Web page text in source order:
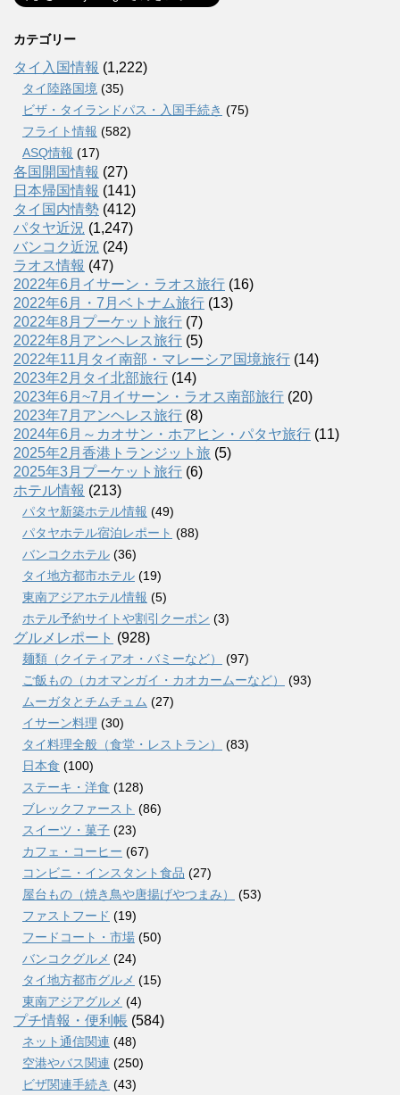
カテゴリー
タイ入国情報 (1,222)
タイ陸路国境 (35)
ビザ・タイランドパス・入国手続き (75)
フライト情報 (582)
ASQ情報 (17)
各国開国情報 (27)
日本帰国情報 (141)
タイ国内情勢 (412)
パタヤ近況 (1,247)
バンコク近況 (24)
ラオス情報 (47)
2022年6月イサーン・ラオス旅行 (16)
2022年6月・7月ベトナム旅行 (13)
2022年8月プーケット旅行 (7)
2022年8月アンヘレス旅行 (5)
2022年11月タイ南部・マレーシア国境旅行 (14)
2023年2月タイ北部旅行 (14)
2023年6月~7月イサーン・ラオス南部旅行 (20)
2023年7月アンヘレス旅行 (8)
2024年6月～カオサン・ホアヒン・パタヤ旅行 (11)
2025年2月香港トランジット旅 (5)
2025年3月プーケット旅行 (6)
ホテル情報 (213)
パタヤ新築ホテル情報 (49)
パタヤホテル宿泊レポート (88)
バンコクホテル (36)
タイ地方都市ホテル (19)
東南アジアホテル情報 (5)
ホテル予約サイトや割引クーポン (3)
グルメレポート (928)
麺類（クイティアオ・バミーなど）
(97)
ご飯もの（カオマンガイ・カオカームーなど）
(93)
ムーガタとチムチュム (27)
イサーン料理 (30)
タイ料理全般（食堂・レストラン）
(83)
日本食 (100)
ステーキ・洋食 (128)
ブレックファースト (86)
スイーツ・菓子 (23)
カフェ・コーヒー (67)
コンビニ・インスタント食品 (27)
屋台もの（焼き鳥や唐揚げやつまみ）
(53)
ファストフード (19)
フードコート・市場 (50)
バンコクグルメ (24)
タイ地方都市グルメ (15)
東南アジアグルメ (4)
プチ情報・便利帳 (584)
ネット通信関連 (48)
空港やバス関連 (250)
ビザ関連手続き (43)